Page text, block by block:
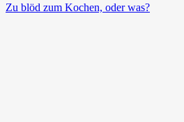
Zu blöd zum Kochen, oder was?